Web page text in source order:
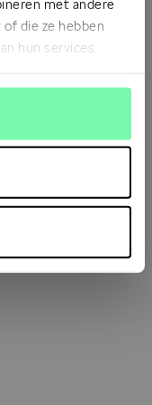
met andere
die ze hebben
hun services.